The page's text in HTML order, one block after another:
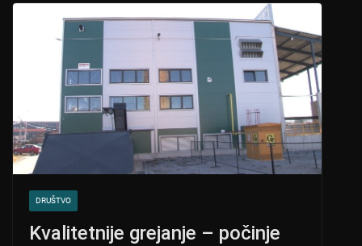
A
p
p
b
o
o
k
DRUŠTVO
Kvalitetnije grejanje – počinje